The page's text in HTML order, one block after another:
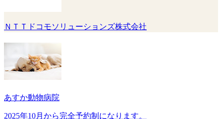
ＮＴＴドコモソリューションズ株式会社
あすか動物病院
2025年10月から完全予約制になります。